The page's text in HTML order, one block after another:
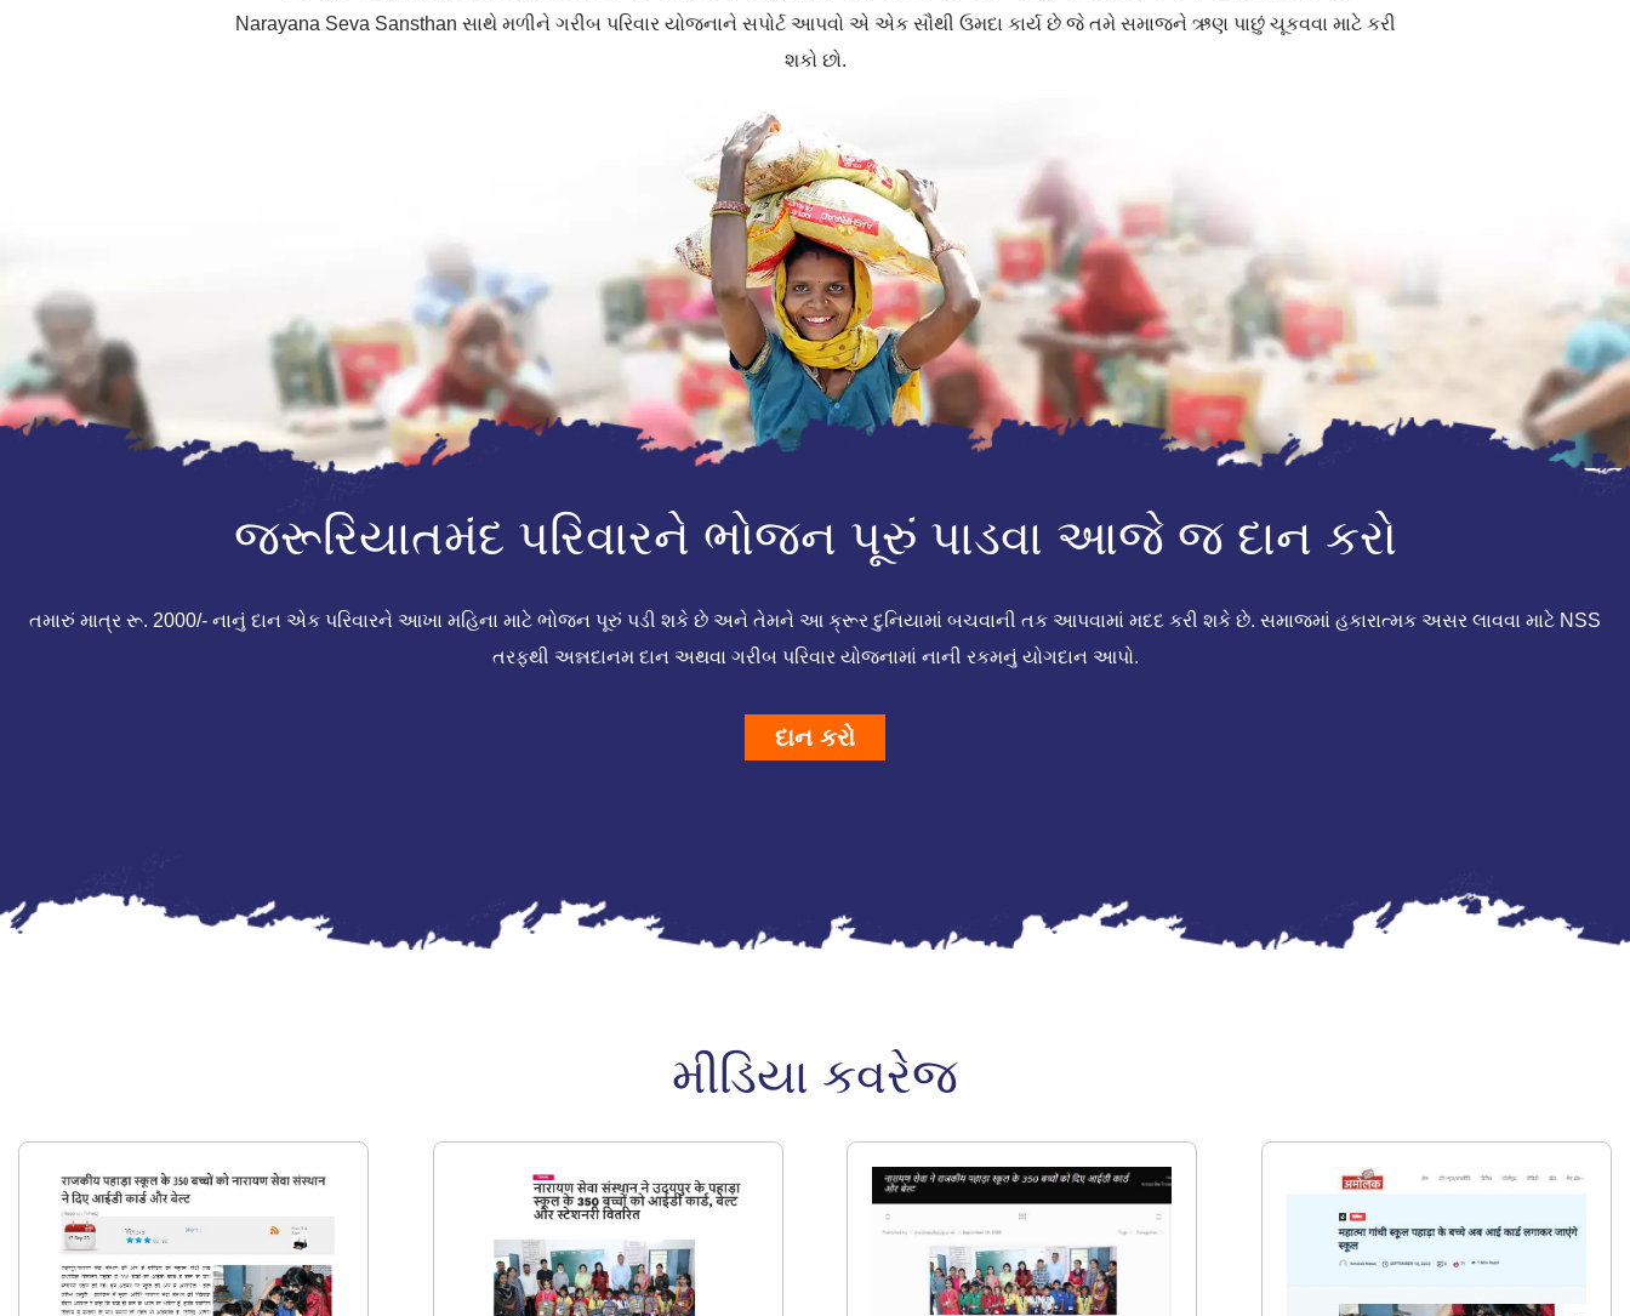
Narayana Seva Sansthan સાથે મળીને ગરીબ પરિવાર યોજનાને સપોર્ટ આપવો એ એક સૌથી ઉમદા કાર્ય છે જે તમે સમાજને ઋણ પાછું ચૂકવવા માટે કરી
શકો છો.
જરૂરિયાતમંદ પરિવારને ભોજન પૂરું પાડવા આજે જ દાન કરો
તમારું માત્ર રૂ. 2000/- નાનું દાન એક પરિવારને આખા મહિના માટે ભોજન પૂરું પડી શકે છે અને તેમને આ ક્રૂર દુનિયામાં બચવાની તક આપવામાં મદદ કરી શકે છે. સમાજમાં હકારાત્મક અસર લાવવા માટે NSS
તરફથી અન્નદાનમ દાન અથવા ગરીબ પરિવાર યોજનામાં નાની રકમનું યોગદાન આપો.
દાન કરો
મીડિયા કવરેજ